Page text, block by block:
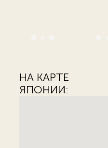
НА КАРТЕ
ЯПОНИИ: